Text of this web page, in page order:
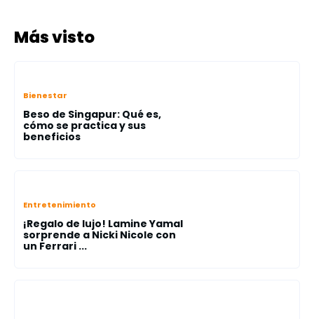
Más visto
Bienestar
Beso de Singapur: Qué es,
cómo se practica y sus
beneficios
Entretenimiento
¡Regalo de lujo! Lamine Yamal
sorprende a Nicki Nicole con
un Ferrari ...